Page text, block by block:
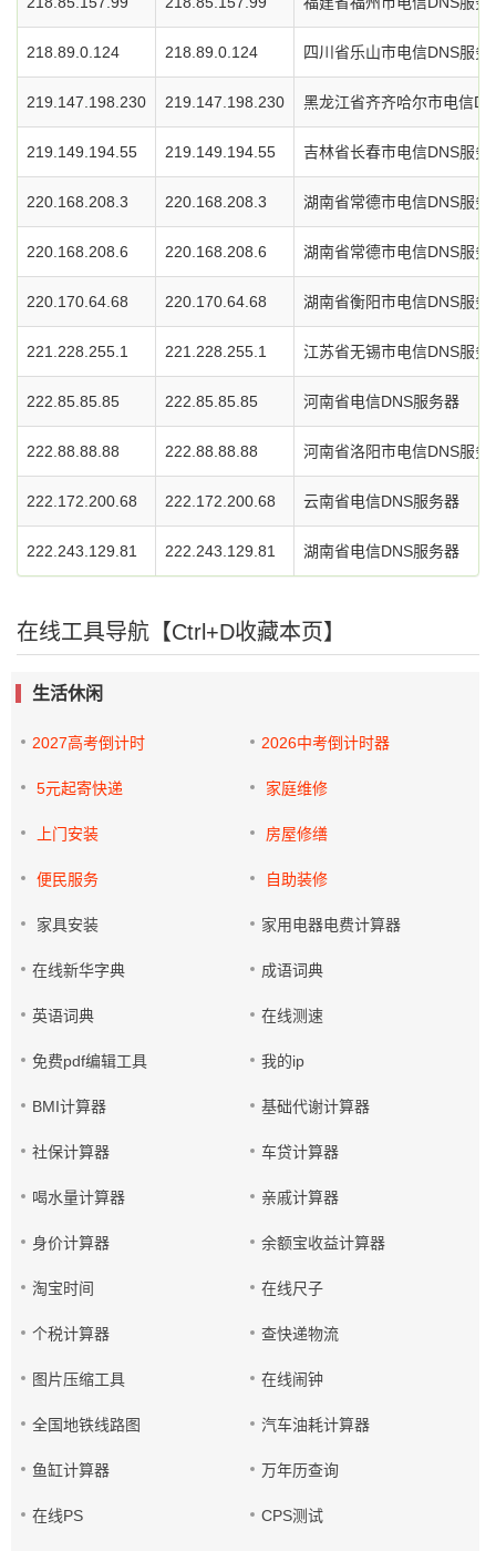
218.89.0.124 218.89.0.124 四川省乐山市电信DNS服务
219.147.198.230 219.147.198.230 黑龙江省齐齐哈尔市电信
219.149.194.55 219.149.194.55 吉林省长春市电信DNS服务
220.168.208.3 220.168.208.3 湖南省常德市电信DNS服务
220.168.208.6 220.168.208.6 湖南省常德市电信DNS服务
220.170.64.68 220.170.64.68 湖南省衡阳市电信DNS服务
221.228.255.1 221.228.255.1 江苏省无锡市电信DNS服务
222.85.85.85 222.85.85.85 河南省电信DNS服务器
222.88.88.88 222.88.88.88 河南省洛阳市电信DNS服务
222.172.200.68 222.172.200.68 云南省电信DNS服务器
222.243.129.81 222.243.129.81 湖南省电信DNS服务器
在线工具导航【Ctrl+D收藏本页】
生活休闲
2027高考倒计时 2026中考倒计时器
5元起寄快递 家庭维修
上门安装 房屋修缮
便民服务 自助装修
家具安装 家用电器电费计算器
在线新华字典 成语词典
英语词典 在线测速
免费pdf编辑工具 我的ip
BMI计算器 基础代谢计算器
社保计算器 车贷计算器
喝水量计算器 亲戚计算器
身价计算器 余额宝收益计算器
淘宝时间 在线尺子
个税计算器 查快递物流
图片压缩工具 在线闹钟
全国地铁线路图 汽车油耗计算器
鱼缸计算器 万年历查询
在线PS CPS测试